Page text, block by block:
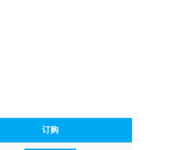
订购